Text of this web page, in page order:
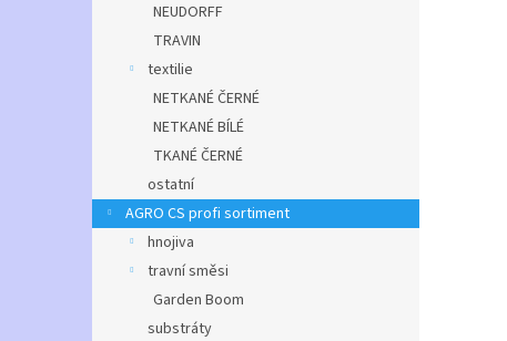
NEUDORFF
TRAVIN
textilie
NETKANÉ ČERNÉ
NETKANÉ BÍLÉ
TKANÉ ČERNÉ
ostatní
AGRO CS profi sortiment
hnojiva
travní směsi
Garden Boom
substráty